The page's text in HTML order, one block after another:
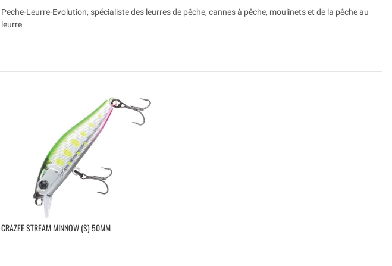
Peche-Leurre-Evolution, spécialiste des leurres de pêche, cannes à pêche, moulinets et de la pêche au
leurre
CRAZEE STREAM MINNOW (S) 50MM